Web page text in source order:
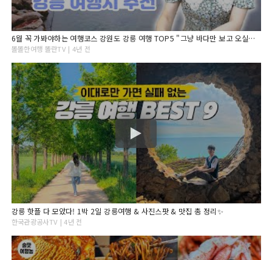
6월 꼭 가봐야하는 여행코스 강원도 강릉 여행 TOP5 "그냥 바다만 보고 오실껀가요? 강릉 여행추천"
똘똘한여행 똘란TV | 4년 전
강릉 핫플 다 모았다! 1박 2일 강릉여행 & 사진스팟 & 맛집 총 정리✨
한국관광공사TV | 4년 전